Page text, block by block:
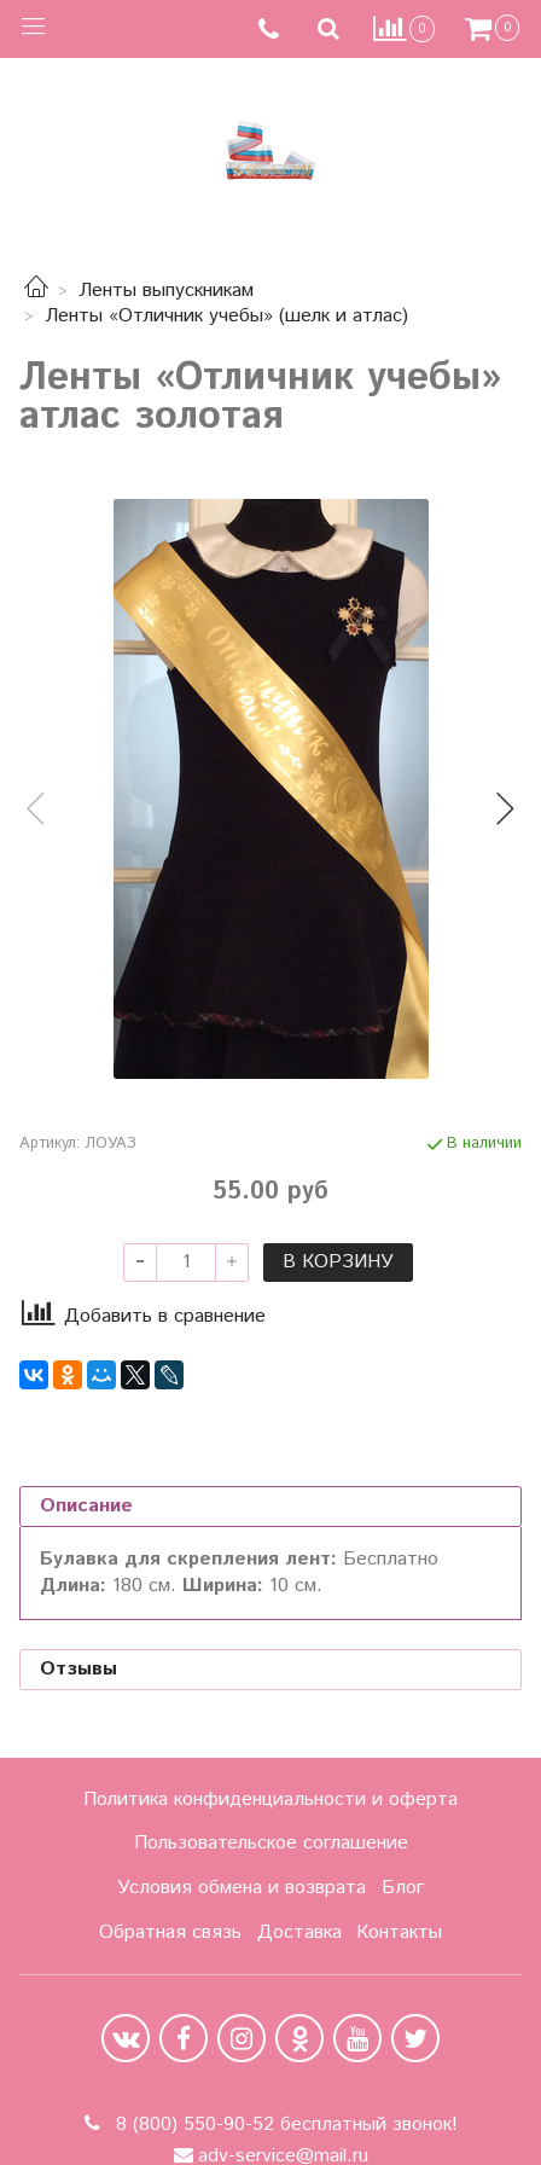
0 0
Ленты выпускникам
Ленты «Отличник учебы» (шелк и атлас)
Ленты «Отличник учебы»
атлас золотая
Артикул: ЛОУАЗ В наличии
55.00 руб
В КОРЗИНУ
Добавить в сравнение
Описание
Булавка для скрепления лент: Бесплатно
Длина: 180 см. Ширина: 10 см.
Отзывы
Политика конфиденциальности и оферта
Пользовательское соглашение
Условия обмена и возврата
Блог
Обратная связь
Доставка Контакты
8 (800) 550-90-52 бесплатный звонок!
adv-service@mail.ru